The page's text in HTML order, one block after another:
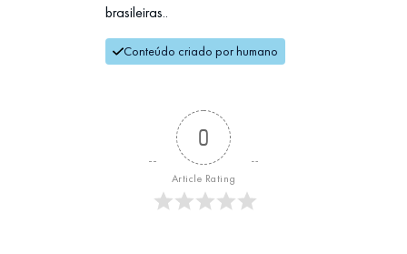
brasileiras..
Conteúdo criado por humano
0
Article Rating